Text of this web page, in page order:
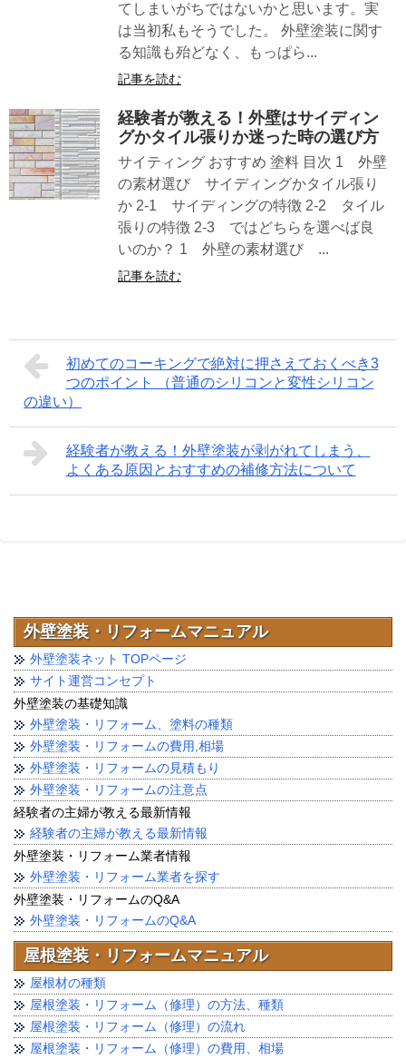
てしまいがちではないかと思います。実
は当初私もそうでした。 外壁塗装に関す
る知識も殆どなく、もっぱら...
記事を読む
経験者が教える！外壁はサイディン
グかタイル張りか迷った時の選び方
サイティング おすすめ 塗料 目次 1 外壁
の素材選び サイディングかタイル張り
か 2-1 サイディングの特徴 2-2 タイル
張りの特徴 2-3 ではどちらを選べば良
いのか？ 1 外壁の素材選び ...
記事を読む
初めてのコーキングで絶対に押さえておくべき3
つのポイント （普通のシリコンと変性シリコン
の違い）
経験者が教える！外壁塗装が剥がれてしまう、
よくある原因とおすすめの補修方法について
外壁塗装・リフォームマニュアル
外壁塗装ネット TOPページ
サイト運営コンセプト
外壁塗装の基礎知識
外壁塗装・リフォーム、塗料の種類
外壁塗装・リフォームの費用,相場
外壁塗装・リフォームの見積もり
外壁塗装・リフォームの注意点
経験者の主婦が教える最新情報
経験者の主婦が教える最新情報
外壁塗装・リフォーム業者情報
外壁塗装・リフォーム業者を探す
外壁塗装・リフォームのQ&A
外壁塗装・リフォームのQ&A
屋根塗装・リフォームマニュアル
屋根材の種類
屋根塗装・リフォーム（修理）の方法、種類
屋根塗装・リフォーム（修理）の流れ
屋根塗装・リフォーム（修理）の費用、相場